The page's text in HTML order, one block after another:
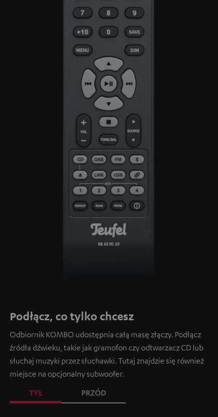
Podłącz, co tylko chcesz
Odbiornik KOMBO udostępnia całą masę złączy. Podłącz
źródła dźwieku, takie jak gramofon czy odtwarzacz CD lub
słuchaj muzyki przez słuchawki. Tutaj znajdzie się również
miejsce na opcjonalny subwoofer.
TYŁ
PRZÓD